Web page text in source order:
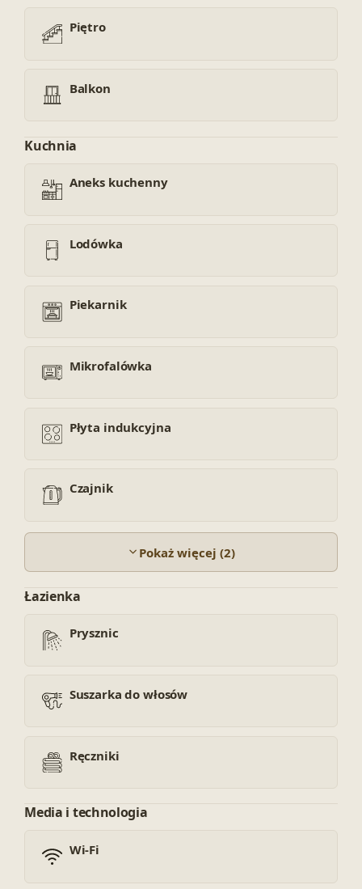
Piętro
Balkon
Kuchnia
Aneks kuchenny
Lodówka
Piekarnik
Mikrofalówka
Płyta indukcyjna
Czajnik
Pokaż więcej (2)
Łazienka
Prysznic
Suszarka do włosów
Ręczniki
Media i technologia
Wi-Fi